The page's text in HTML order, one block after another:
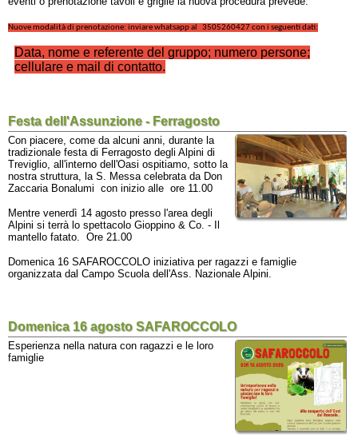
Nuove modalità di prenotazione: inviare whatsapp al 3505260427 con i seguenti dati:
Data, nome e referente del gruppo; numero persone;
cellulare e mail di contatto.
Festa dell'Assunzione - Ferragosto
Con piacere, come da alcuni anni, durante la
tradizionale festa di Ferragosto degli Alpini di
Treviglio, all'interno dell'Oasi ospitiamo, sotto la
nostra struttura, la S. Messa celebrata da Don
Zaccaria Bonalumi con inizio alle ore 11.00
Mentre venerdì 14 agosto presso l'area degli
Alpini si terrà lo spettacolo Gioppino & Co. - Il
mantello fatato. Ore 21.00
Domenica 16 SAFAROCCOLO iniziativa per ragazzi e famiglie
organizzata dal Campo Scuola dell'Ass. Nazionale Alpini.
Domenica 16 agosto SAFAROCCOLO
Esperienza nella natura con ragazzi e le loro
famiglie